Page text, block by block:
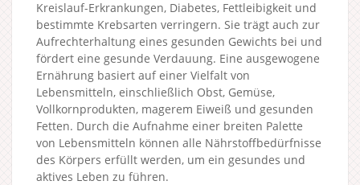
Kreislauf-Erkrankungen, Diabetes, Fettleibigkeit und
bestimmte Krebsarten verringern. Sie trägt auch zur
Aufrechterhaltung eines gesunden Gewichts bei und
fördert eine gesunde Verdauung. Eine ausgewogene
Ernährung basiert auf einer Vielfalt von
Lebensmitteln, einschließlich Obst, Gemüse,
Vollkornprodukten, magerem Eiweiß und gesunden
Fetten. Durch die Aufnahme einer breiten Palette
von Lebensmitteln können alle Nährstoffbedürfnisse
des Körpers erfüllt werden, um ein gesundes und
aktives Leben zu führen.